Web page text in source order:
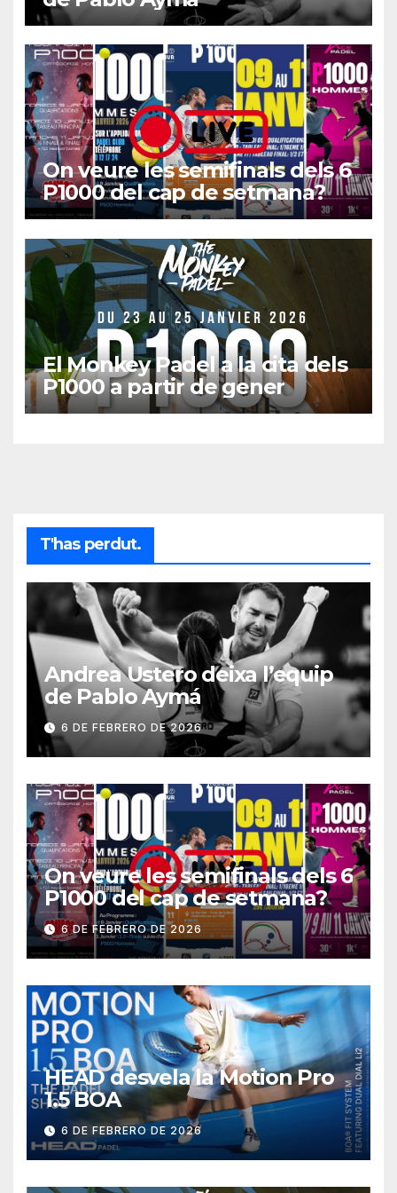
On veure les semifinals dels 6
P1000 del cap de setmana?
El Monkey Padel a la cita dels
P1000 a partir de gener
T'has perdut.
Andrea Ustero deixa l’equip
de Pablo Aymá
6 DE FEBRERO DE 2026
On veure les semifinals dels 6
P1000 del cap de setmana?
6 DE FEBRERO DE 2026
HEAD desvela la Motion Pro
1.5 BOA
6 DE FEBRERO DE 2026